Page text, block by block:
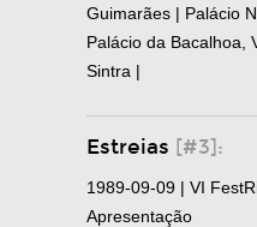
Guimarães | Palácio
Palácio da Bacalhoa,
Sintra |
Estreias [#3]:
1989-09-09 | VI
Apresentação